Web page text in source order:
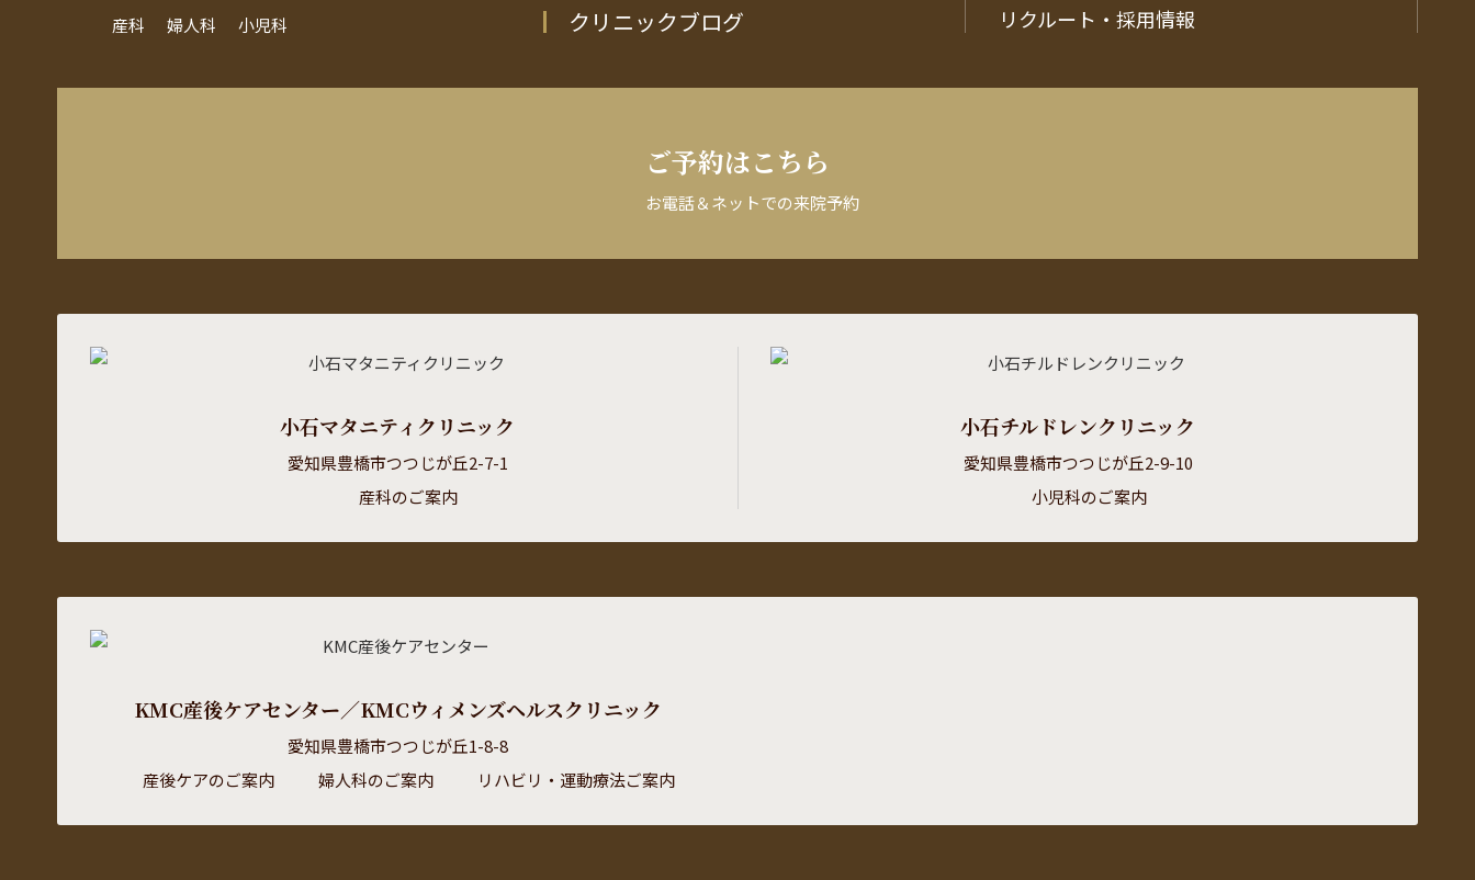
産科 婦人科 小児科
クリニックブログ
リクルート・採用情報
ご予約はこちら
お電話＆ネットでの来院予約
小石マタニティクリニック
愛知県豊橋市つつじが丘2-7-1
産科のご案内
小石チルドレンクリニック
愛知県豊橋市つつじが丘2-9-10
小児科のご案内
KMC産後ケアセンター／KMCウィメンズヘルスクリニック
愛知県豊橋市つつじが丘1-8-8
産後ケアのご案内
婦人科のご案内 リハビリ・運動療法ご案内